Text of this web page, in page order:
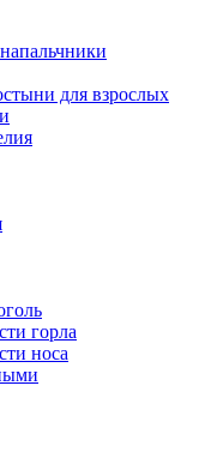
для взрослых
горла
носа